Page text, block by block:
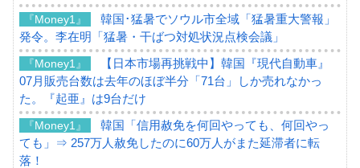
『Money1』
韓国･猛暑でソウル市全域「猛暑重大警報」
発令。李在明「猛暑・干ばつ対処状況点検会議」
『Money1』
【日本市場再挑戦中】韓国『現代自動車』
07月販売台数は去年のほぼ半分「71台」しか売れなかっ
た。『起亜』は9台だけ
『Money1』
韓国「信用赦免を何回やっても、何回やっ
ても」⇒ 257万人赦免したのに60万人がまた延滞者に転
落！